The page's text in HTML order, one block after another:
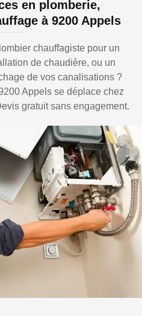
en plomberie,
à 9200 Appels
chauffagiste pour un
de chaudière, ou un
de vos canalisations ?
Appels se déplace chez
gratuit sans engagement.